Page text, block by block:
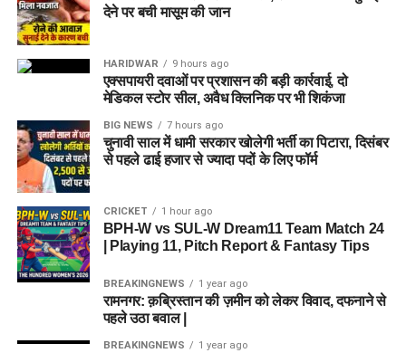
देने पर बची मासूम की जान
HARIDWAR 9 hours ago
एक्सपायरी दवाओं पर प्रशासन की बड़ी कार्रवाई, दो
मेडिकल स्टोर सील, अवैध क्लिनिक पर भी शिकंजा
BIG NEWS 7 hours ago
चुनावी साल में धामी सरकार खोलेगी भर्ती का पिटारा, दिसंबर
से पहले ढाई हजार से ज्यादा पदों के लिए फॉर्म
CRICKET 1 hour ago
BPH-W vs SUL-W Dream11 Team Match 24
| Playing 11, Pitch Report & Fantasy Tips
BREAKINGNEWS 1 year ago
रामनगर: क़ब्रिस्तान की ज़मीन को लेकर विवाद, दफनाने से
पहले उठा बवाल |
BREAKINGNEWS 1 year ago